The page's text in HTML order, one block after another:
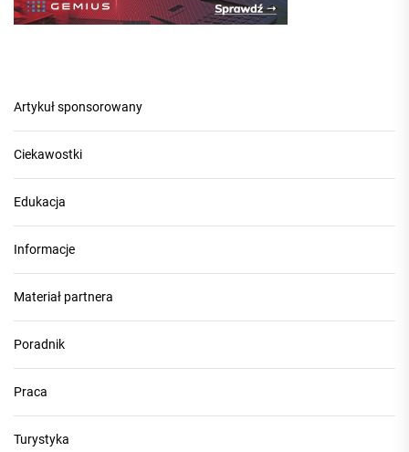
Artykuł sponsorowany
Ciekawostki
Edukacja
Informacje
Materiał partnera
Poradnik
Praca
Turystyka